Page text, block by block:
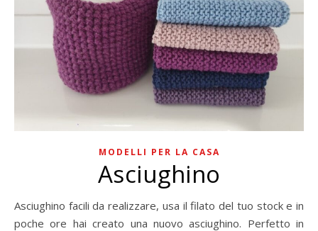
MODELLI PER LA CASA
Asciughino
Asciughino facili da realizzare, usa il filato del tuo stock e in
poche ore hai creato una nuovo asciughino. Perfetto in